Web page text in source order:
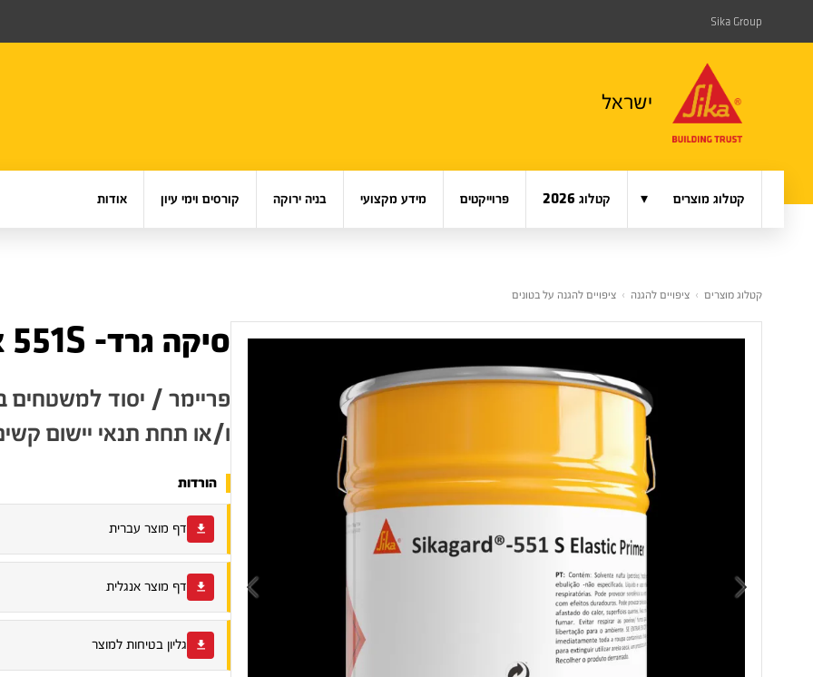
Sika Group
ישראל
קטלוג מוצרים ▾ קטלוג 2026 פרוייקטים מידע מקצועי בניה ירוקה קורסים וימי עיון אודות
קטלוג מוצרים › ציפויים להגנה › ציפויים להגנה על בטונים
סיקה גרד- 551S אלסטיק פריימר
פריימר / יסוד למשטחים
ו/או תחת תנאי יישום
הורדות
דף מוצר עברית
דף מוצר אנגלית
גליון בטיחות למוצר